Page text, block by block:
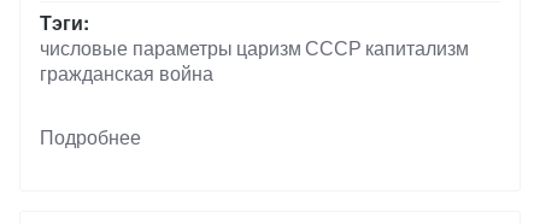
Тэги
числовые параметры царизмСССР капитализм
гражданская война
Подробнее